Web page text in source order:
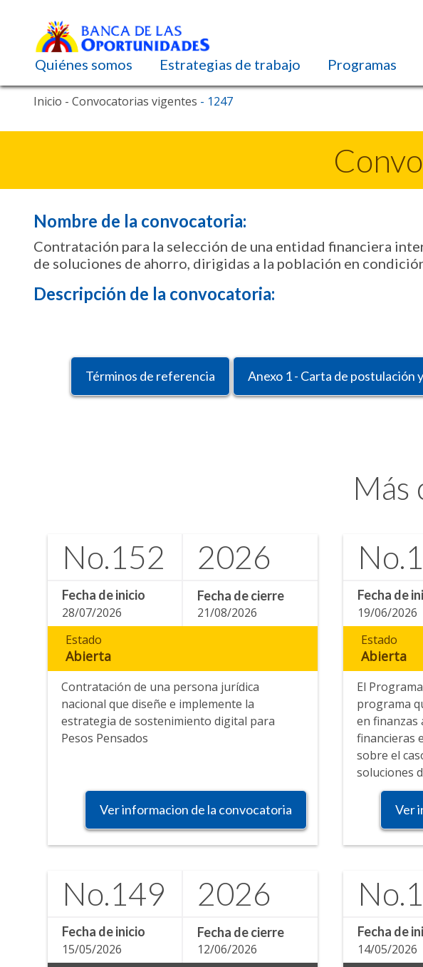
Pasar
Navegación principal
Quiénes somos Estrategias de trabajo Programas
Inicio - Convocatorias vigentes - 1247
Nombre de la convocatoria:
Contratación para la selección de una entidad financiera
de soluciones de ahorro, dirigidas a la población en
Descripción de la convocatoria:
Términos de referencia Anexo 1 - Carta de postulación
Más
No.152 2026
Fecha de inicio
28/07/2026
Fecha de cierre
21/08/2026
Estado
Abierta
Contratación de una persona jurídica
nacional que diseñe e implemente la
estrategia de sostenimiento digital para
Pesos Pensados
Ver informacion de la convocatoria
No.
Fecha de
19/06/2026
Estado
Abierta
El
programa
en finanzas
financieras
sobre el
soluciones
Ver
No.149 2026
Fecha de inicio
15/05/2026
Fecha de cierre
12/06/2026
No.
Fecha de
14/05/2026